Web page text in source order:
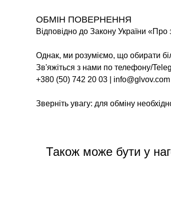
ОБМІН ПОВЕРНЕННЯ
Відповідно до Закону України «Про
Однак, ми розуміємо, що обирати
Зв'яжіться з нами по телефону/
+380 (50) 742 20 03 | info@glvov.com
Зверніть увагу: для обміну
Також може бути у